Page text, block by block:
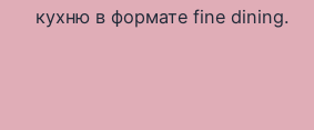
кухню в формате fine dining.